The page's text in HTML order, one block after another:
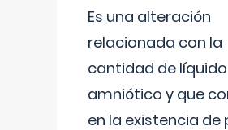
Es una alteración
relacionada con la
cantidad de líquido
amniótico y que
en la existencia de